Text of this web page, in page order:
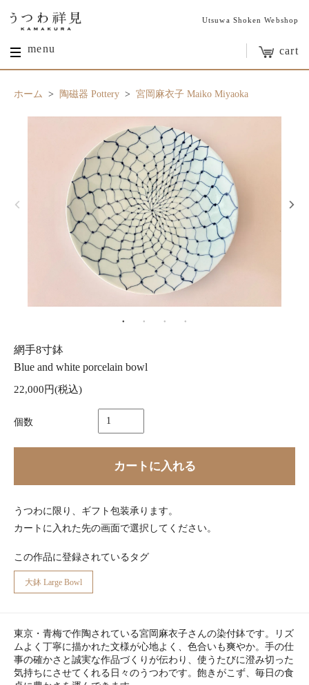
Utsuwa Shoken Webshop
menu cart
ホーム > 陶磁器 Pottery > 宮岡麻衣子 Maiko Miyaoka
網手8寸鉢
Blue and white porcelain bowl
22,000円(税込)
個数
カートに入れる
うつわに限り、ギフト包装承ります。
カートに入れた先の画面で選択してください。
この作品に登録されているタグ
大鉢 Large Bowl
東京・青梅で作陶されている宮岡麻衣子さんの染付鉢です。リズ
ムよく丁寧に描かれた文様が心地よく、色合いも爽やか。手の仕
事の確かさと誠実な作品づくりが伝わり、使うたびに澄み切った
気持ちにさせてくれる日々のうつわです。飽きがこず、毎日の食